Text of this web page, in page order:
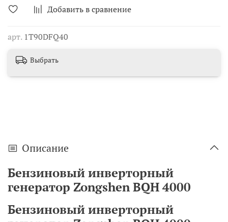
Добавить в сравнение
арт. 1T90DFQ40
Выбрать
Описание
Бензиновый инверторный
генератор Zongshen BQH 4000
Бензиновый инверторный